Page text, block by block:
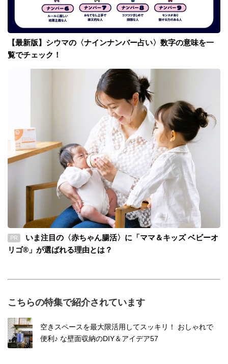
【最新版】シウマの〈ナインナンバー占い〉数字の意味を一
覧でチェック！
PR
いま注目の〈赤ちゃん腸活〉に「ママ＆キッズ ベビーオ
リゴ®」が選ばれる理由とは？
こちらの特集で紹介されています
空きスペースを最大限活用してスッキリ！ おしゃれで
便利♪ な壁面収納のDIY＆アイデア57